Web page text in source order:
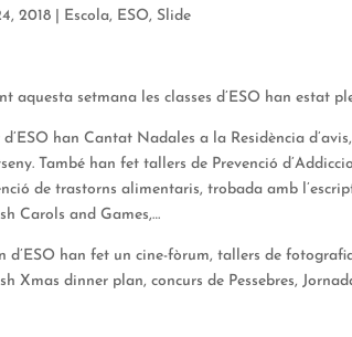
2018 Escola, ESO, Slide
aquesta setmana les classes d’ESO han estat
d’ESO han Cantat Nadales a la Residència
També han fet tallers de Prevenció
de trastorns alimentaris, trobada amb
Carols and Games,…
d’ESO han fet un cine-fòrum, tallers de
Xmas dinner plan, concurs de Pessebres,